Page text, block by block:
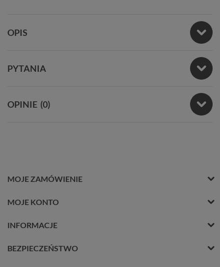
OPIS
PYTANIA
OPINIE (0)
MOJE ZAMÓWIENIE
MOJE KONTO
INFORMACJE
BEZPIECZEŃSTWO